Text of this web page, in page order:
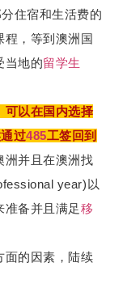
住宿和生活费的
程，等到澳洲国
当地的留学生
可以在国内选择
过485工签回到
洲并且在澳洲找
year)以
准备并且满足移
面的因素，陆续